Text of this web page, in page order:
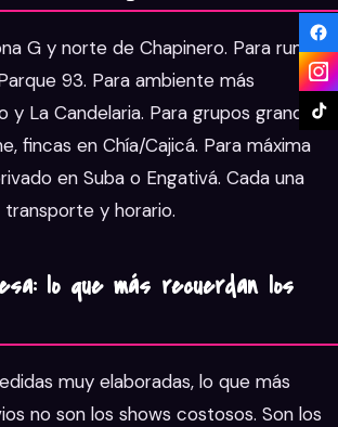
G y norte de Chapinero. Para rumba
93. Para ambiente más
y La Candelaria. Para grupos grandes
fincas en Chía/Cajicá. Para máxima
en Suba o Engativá. Cada una
y horario.
lo que más recuerdan los
muy elaboradas, lo que más
no son los shows costosos. Son los